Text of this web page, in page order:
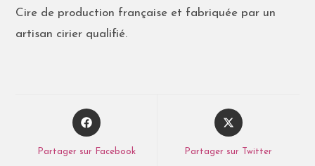
Cire de production française et fabriquée par un
artisan cirier qualifié.
Partager sur Facebook Partager sur Twitter